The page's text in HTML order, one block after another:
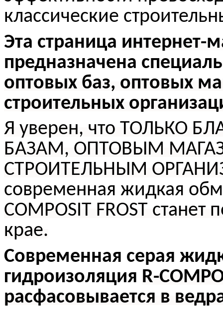
классические
Эта страница интернет-
предназначена
оптовых баз, оптовых
строительных
Я уверен, что ТОЛЬКО
БАЗАМ, ОПТОВЫМ
СТРОИТЕЛЬНЫМ
современная жидкая
COMPOSIT FROST
крае.
Современная серая
гидроизоляция R-
расфасовывается в